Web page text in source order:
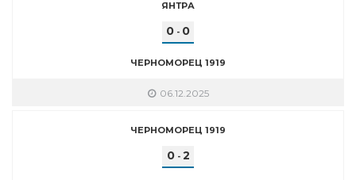
ЯНТРА
0 - 0
ЧЕРНОМОРЕЦ 1919
06.12.2025
ЧЕРНОМОРЕЦ 1919
0- 2